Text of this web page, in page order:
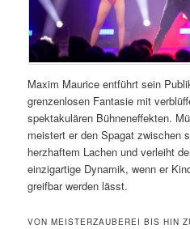
Maxim Maurice entführt sein
grenzenlosen Fantasie mit
spektakulären Bühneneffekten.
meistert er den Spagat zwischen
herzhaftem Lachen und verleiht
einzigartige Dynamik, wenn er
greifbar werden lässt.
VON MEISTERZAUBEREI BIS HIN